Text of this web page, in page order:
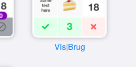
Vis|Brug